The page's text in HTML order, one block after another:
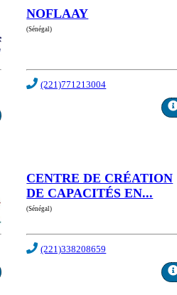
NOFLAAY
(Sénégal)
(221)771213004
CENTRE DE CRÉATION
DE CAPACITÉS EN...
(Sénégal)
(221)338208659